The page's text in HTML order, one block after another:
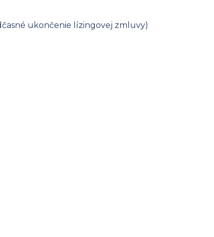
ukončenie lízingovej zmluvy)